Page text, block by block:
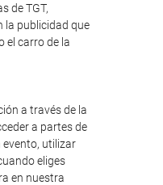
de TGT,
la publicidad que
el carro de la
a través de la
a partes de
evento, utilizar
eliges
en nuestra